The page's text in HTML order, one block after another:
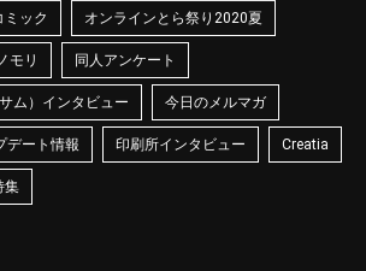
ミック オンラインとら祭り2020夏
モリ 同人アンケート
ム）インタビュー 今日のメルマガ
デート情報 印刷所インタビュー Creatia
集